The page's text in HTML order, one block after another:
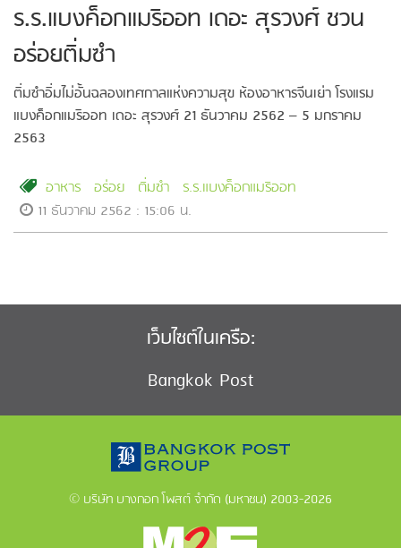
ร.ร.แบงค็อกแมริออท เดอะ สุรวงศ์ ชวน
อร่อยติ่มซำ
ติ่มซำอิ่มไม่อั้นฉลองเทศกาลแห่งความสุข ห้องอาหารจีนเย่า โรงแรม
แบงค็อกแมริออท เดอะ สุรวงศ์ 21 ธันวาคม 2562 – 5 มกราคม
2563
อาหาร อร่อย ติ่มซำ ร.ร.แบงค็อกแมริออท
11 ธันวาคม 2562 : 15:06 น.
เว็บไซต์ในเครือ:
Bangkok Post
© บริษัท บางกอก โพสต์ จำกัด (มหาชน) 2003-2026